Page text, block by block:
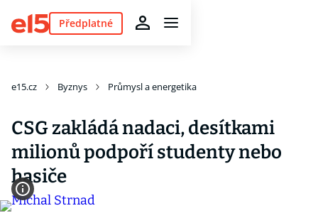
Předplatné
e15.cz Byznys Průmysl a energetika
CSG zakládá nadaci, desítkami
milionů podpoří studenty nebo
hasiče